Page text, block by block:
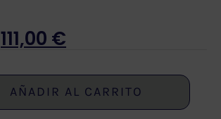
111,00 €
AÑADIR AL CARRITO